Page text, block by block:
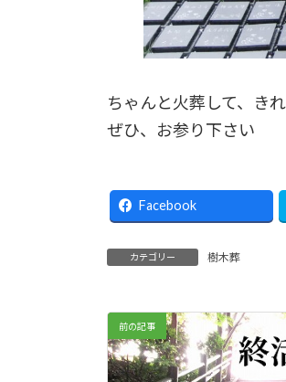
ちゃんと火葬して、き
ぜひ、お参り下さい
Facebook
カテゴリー 樹木葬
前の記事